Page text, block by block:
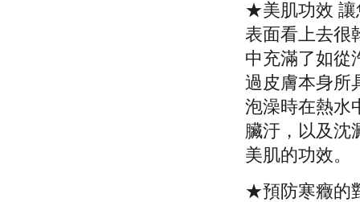
★美肌功效 讓
表面看上去很
中充滿了如從
過皮膚本身所
泡澡時在熱水
臟汙，以及沈
美肌的功效。
★預防寒癥的